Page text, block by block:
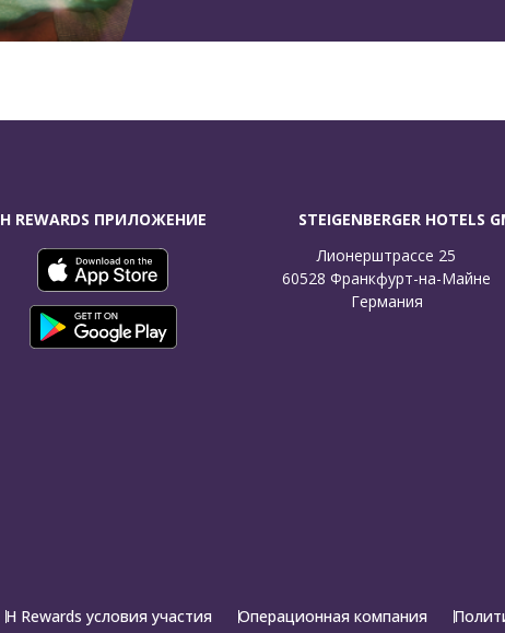
H REWARDS ПРИЛОЖЕНИЕ
STEIGENBERGER HOTELS
Лионерштрассе 25
60528 Франкфурт-на-Майне
Германия
H Rewards условия участия Операционная компания